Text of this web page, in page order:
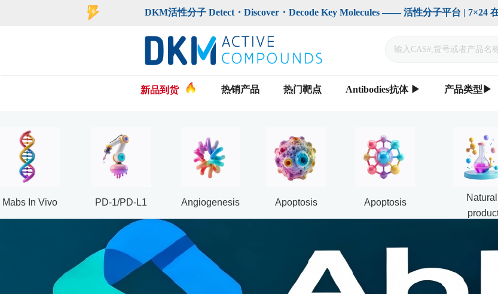
DKM活性分子 Detect・Discover・Decode Key Molecules —— 活性分子平台 | 7×24
新品到货 热销产品 热门靶点 Antibodies抗体 ▶ 产品类型▶
Mabs In Vivo PD-1/PD-L1 Angiogenesis Apoptosis Apoptosis
Natural